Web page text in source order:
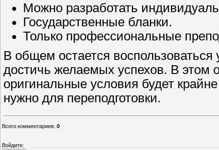
Можно разработать
Государственные бланки.
Только профессиональные
В общем остается воспользоваться
достичь желаемых успехов. В этом
оригинальные условия будет
нужно для переподготовки.
Всего комментариев: 0
Войдите: